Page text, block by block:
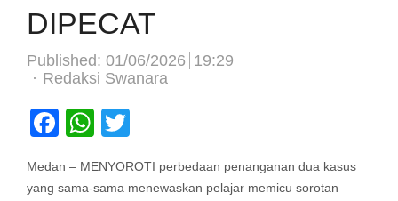
DIPECAT
Published: 01/06/2026 19:29
Author
Redaksi Swanara
Facebook
WhatsApp
Medan – MENYOROTI perbedaan penanganan dua kasus
yang sama-sama menewaskan pelajar memicu sorotan